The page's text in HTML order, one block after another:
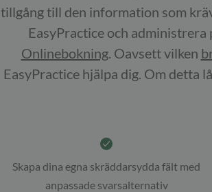
tillgång till den information som
EasyPractice och
Onlinebokning. Oavsett vilken
EasyPractice hjälpa dig. Om detta
Skapa dina egna skräddarsydda fält med
anpassade svarsalternativ